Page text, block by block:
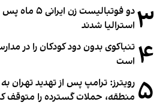
۳
دو فوتبالیست
استرالیا شدند
۴ تنباکوی بدون دود کودکان را در
است
۵ رویترز: ترامپ پس از تهدید تهران
منطقه، حملات گسترده را متوقف